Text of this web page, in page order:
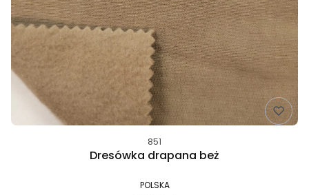
851
Dresówka drapana beż
POLSKA